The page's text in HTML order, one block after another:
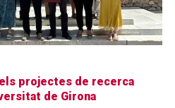
projectes de recerca
de Girona